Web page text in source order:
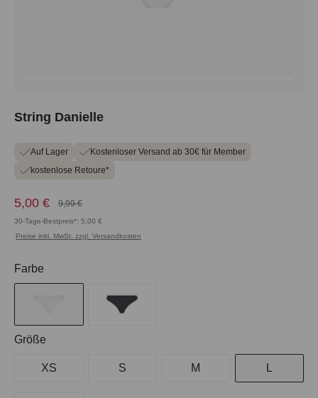
String Danielle
Auf Lager
Kostenloser Versand ab 30€ für Member
kostenlose Retoure*
5,00 € 9,99 €
30-Tage-Bestpreis*: 5,00 €
Preise inkl. MwSt. zzgl. Versandkosten
Farbe
Größe
XS S M L